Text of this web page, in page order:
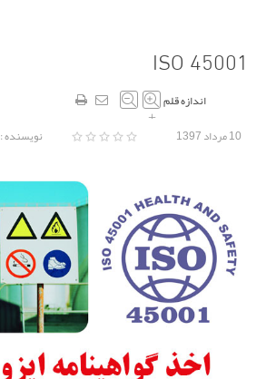
ISO 45001
اندازه قلم
+
10 مرداد 1397 نویسنده :